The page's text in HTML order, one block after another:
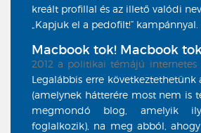
kreált profillal és az illető valódi
„Kapjuk el a pedofilt!” kampánnyal.
Macbook tok! Macbook
2012 a politikai témájú internetes
Legalábbis erre
(amelynek hátterére most nem is
megmondó blog, amelyik
foglalkozik), na meg abból,